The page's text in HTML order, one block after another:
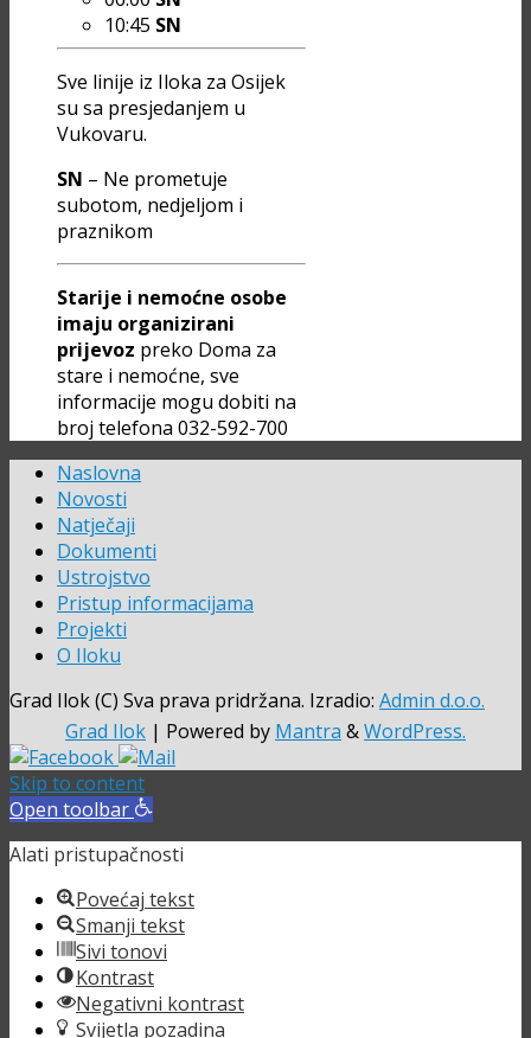
10:45 SN
Sve linije iz Iloka za Osijek
su sa presjedanjem u
Vukovaru.
SN – Ne prometuje
subotom, nedjeljom i
praznikom
Starije i nemoćne osobe
imaju organizirani
prijevoz preko Doma za
stare i nemoćne, sve
informacije mogu dobiti na
broj telefona 032-592-700
Naslovna
Novosti
Natječaji
Dokumenti
Ustrojstvo
Pristup informacijama
Projekti
O Iloku
Grad Ilok (C) Sva prava pridržana. Izradio: Admin d.o.o.
Grad Ilok | Powered by Mantra &WordPress.
Skip to content
Open toolbar
Alati pristupačnosti
Povećaj tekst
Smanji tekst
Sivi tonovi
Kontrast
Negativni kontrast
Svijetla pozadina